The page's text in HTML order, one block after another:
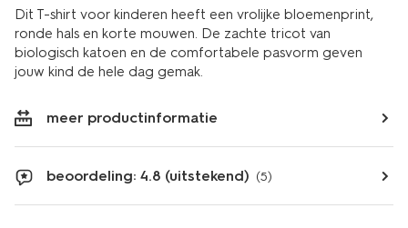
Dit T-shirt voor kinderen heeft een vrolijke bloemenprint,
ronde hals en korte mouwen. De zachte tricot van
biologisch katoen en de comfortabele pasvorm geven
jouw kind de hele dag gemak.
meer productinformatie
beoordeling: 4.8 (uitstekend) (5)